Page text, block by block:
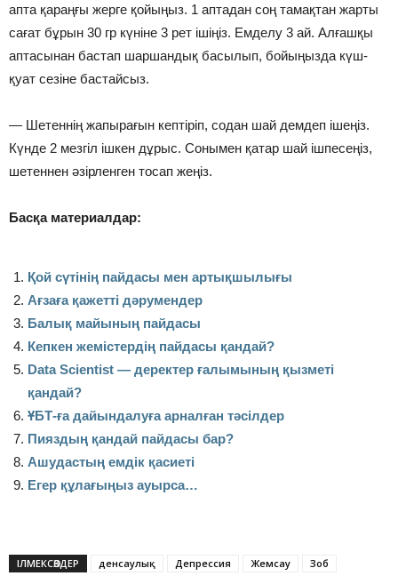
апта қараңғы жерге қойыңыз. 1 аптадан соң тамақтан жарты
сағат бұрын 30 гр күніне 3 рет ішіңіз. Емделу 3 ай. Алғашқы
аптасынан бастап шаршандық басылып, бойыңызда күш-
қуат сезіне бастайсыз.
— Шетеннің жапырағын кептіріп, содан шай демдеп ішеңіз.
Күнде 2 мезгіл ішкен дұрыс. Сонымен қатар шай ішпесеңіз,
шетеннен әзірленген тосап жеңіз.
Басқа материалдар:
Қой сүтінің пайдасы мен артықшылығы
Ағзаға қажетті дәрумендер
Балық майының пайдасы
Кепкен жемістердің пайдасы қандай?
Data Scientist — деректер ғалымының қызметі
қандай?
ҰБТ-ға дайындалуға арналған тәсілдер
Пияздың қандай пайдасы бар?
Ашудастың емдік қасиеті
Егер құлағыңыз ауырса…
ІЛМЕКСӨЗДЕР денсаулық Депрессия Жемсау
Зоб